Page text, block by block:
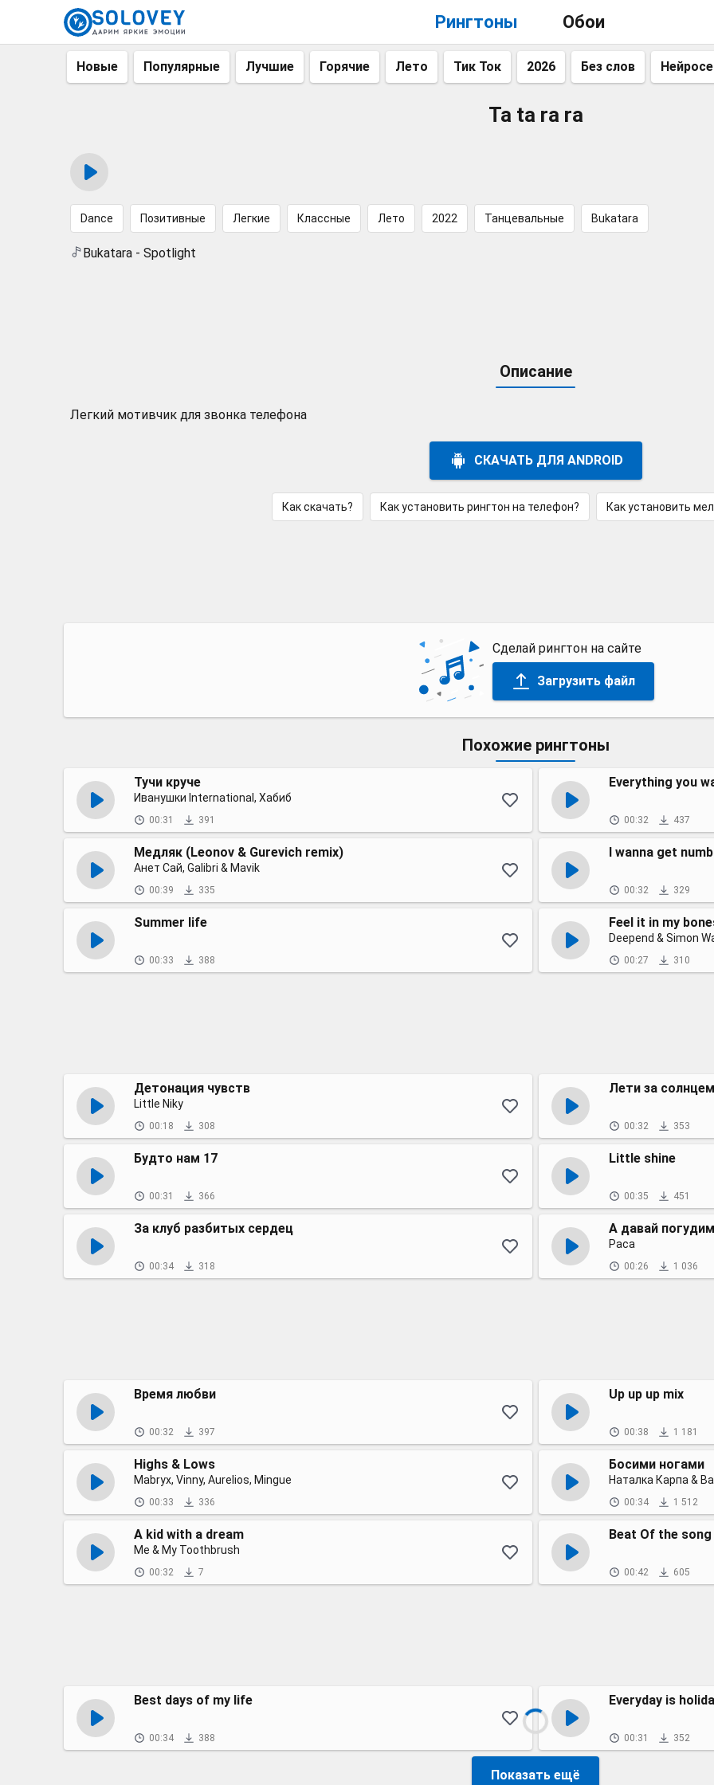
Рингтоны Обои
Новые Популярные Лучшие Горячие Лето Тик Ток 2026 Без слов
Ta ta ra ra
Dance Позитивные Легкие Классные Лето 2022 Танцевальные Bukatara
Bukatara - Spotlight
Описание
Легкий мотивчик для звонка телефона
СКАЧАТЬ ДЛЯ ANDROID
Как скачать? Как установить рингтон на телефон? Как установить
Сделай рингтон на сайте
Загрузить файл
Похожие рингтоны
Тучи круче
Иванушки International, Хабиб
00:31 391
Everything you
00:32 437
Медляк (Leonov & Gurevich remix)
Анет Сай, Galibri & Mavik
00:39 335
I wanna get numb
00:32 329
Summer life
00:33 388
Feel it in my
Deepend & Simon
00:27 310
Детонация чувств
Little Niky
00:18 308
Лети за
00:32 353
Будто нам 17
00:31 366
Little shine
00:35 451
За клуб разбитых сердец
00:34 318
А давай погудим
Раса
00:26 1 036
Время любви
00:32 397
Up up up mix
00:38 1 181
Highs & Lows
Mabryx, Vinny, Aurelios, Mingue
00:33 336
Босими ногами
Наталка Карпа &
00:34 1 512
A kid with a dream
Me & My Toothbrush
00:32 7
Beat Of the
00:42 605
Best days of my life
00:34 388
Everyday is
00:31 352
Показать ещё